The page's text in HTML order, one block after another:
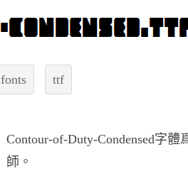
fonts ttf
Contour-of-Duty-Condensed字
師。